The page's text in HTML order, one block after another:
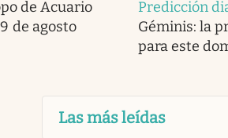
de Acuario
de agosto
Predicción
Géminis: la
para este
Las más leídas